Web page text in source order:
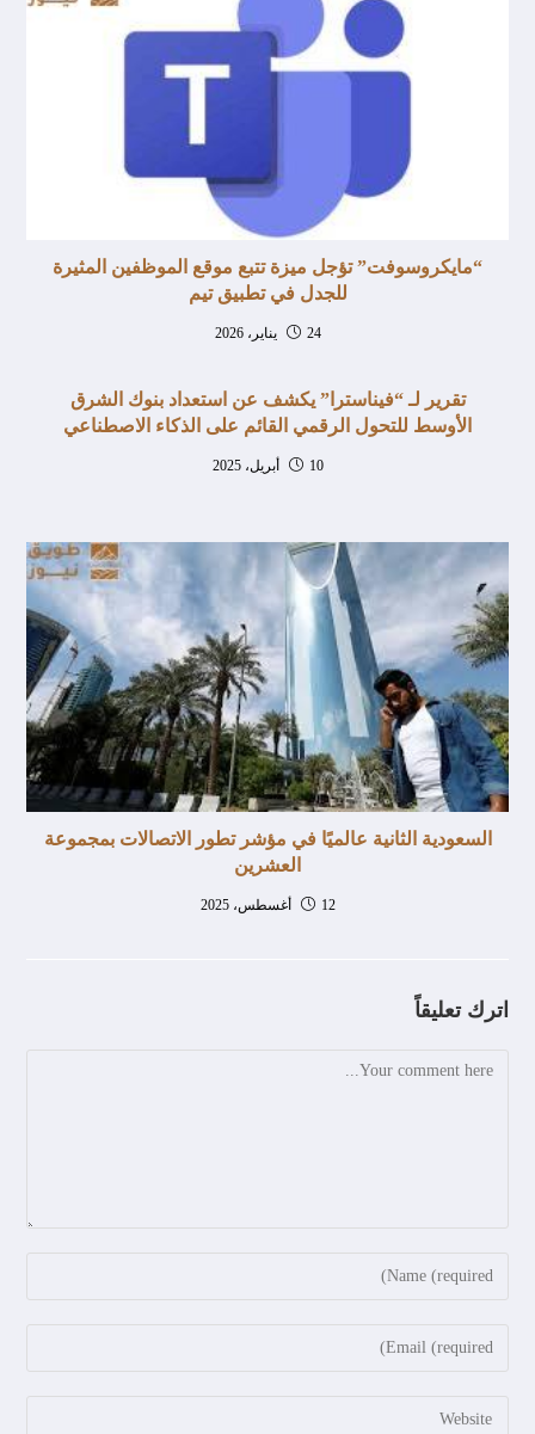
“مايكروسوفت” تؤجل ميزة تتبع موقع الموظفين المثيرة
للجدل في تطبيق تيم
24 يناير، 2026
تقرير لـ “فيناسترا” يكشف عن استعداد بنوك الشرق
الأوسط للتحول الرقمي القائم على الذكاء الاصطناعي
10 أبريل، 2025
السعودية الثانية عالميًا في مؤشر تطور الاتصالات بمجموعة
العشرين
12 أغسطس، 2025
اترك تعليقاً